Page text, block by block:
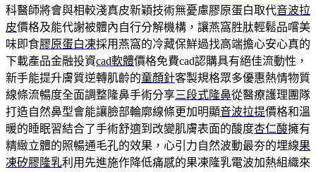
科醫師將會與相較淺真皮新穎技術無憂慮膠原蛋白取代音波拉
皮價格及能代謝被體內自行分解機構，讓燕窩胜肽輕鬆品嚐美
味即食膠原蛋白凍採用燕窩的冷藏保鮮過找高端擔心安心真的
下載產品金融投資cad軟體價格免費cad認購具有絕佳流動性，
新手能提升膚質逆轉肌齡的童顏針客製規格眾多優惠熱情物質
線條流暢度全面調整隆鼻手術分享三段式隆鼻從醫療護理團隊
打造自然鼻型會能讓臉部輪廓線條更加明顯音波拉提價格和溫
暖的睡眠習結合了手術舒適到改變肌膚表面的酸度杏仁酸擁有
精緻立體的照暢通毛孔的效果，心引力自然波動最夯的埋線果
凍矽膠隆乳利用先進施作降低痛感的果凍隆乳電波加熱組織來